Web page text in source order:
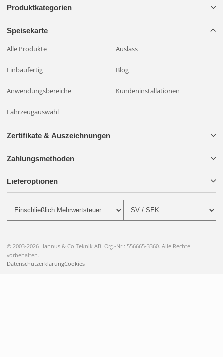
Produktkategorien
Speisekarte
Alle Produkte Auslass
Einbaufertig Blog
Anwendungsbereiche Kundeninstallationen
Fahrzeugauswahl
Zertifikate & Auszeichnungen
Zahlungsmethoden
Lieferoptionen
© 2003-2026 Hannus & Co Teknik AB. Org.-Nr.: 556665-3360. Alle Rechte
vorbehalten.
DatenschutzerklärungCookies